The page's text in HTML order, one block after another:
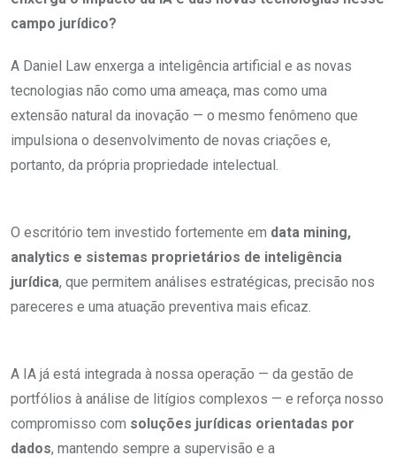
campo jurídico?
A Daniel Law enxerga a inteligência artificial e as novas
tecnologias não como uma ameaça, mas como uma
extensão natural da inovação — o mesmo fenômeno que
impulsiona o desenvolvimento de novas criações e,
portanto, da própria propriedade intelectual.
O escritório tem investido fortemente em data mining,
analytics e sistemas proprietários de inteligência
jurídica, que permitem análises estratégicas, precisão nos
pareceres e uma atuação preventiva mais eficaz.
A IA já está integrada à nossa operação — da gestão de
portfólios à análise de litígios complexos — e reforça nosso
compromisso com soluções jurídicas orientadas por
dados, mantendo sempre a supervisão e a